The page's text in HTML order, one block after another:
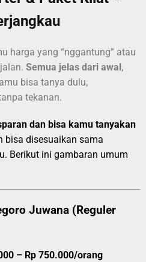
harga yang “nggantung” atau
Semua jelas dari awal,
bisa tanya dulu,
tekanan.
dan bisa kamu tanyakan
bisa disesuaikan sama
Berikut ini gambaran umum
Juwana (Reguler
– Rp 750.000/orang